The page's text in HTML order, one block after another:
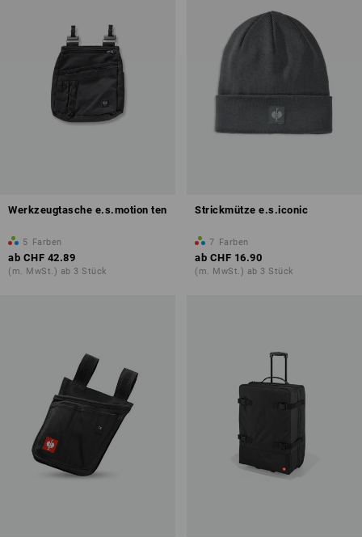
Werkzeugtasche e.s.motion ten
5 Farben
ab CHF 42.89
(m. MwSt.) ab 3 Stück
Strickmütze e.s.iconic
7 Farben
ab CHF 16.90
(m. MwSt.) ab 3 Stück